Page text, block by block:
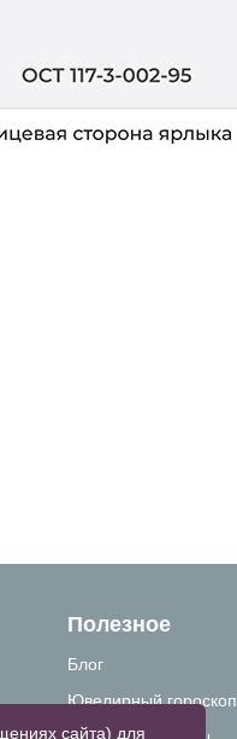
Полезное
Блог
Ювелирный гороскоп
сайта) для